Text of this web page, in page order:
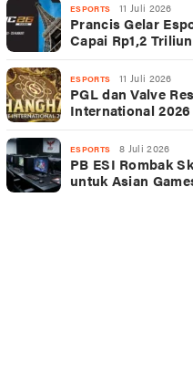
ESPORTS 11 Juli 2026
Prancis Gelar
Capai Rp1,2 Triliun
ESPORTS 11 Juli 2026
PGL dan Valve
International
ESPORTS 8 Juli 2026
PB ESI Rombak
untuk Asian